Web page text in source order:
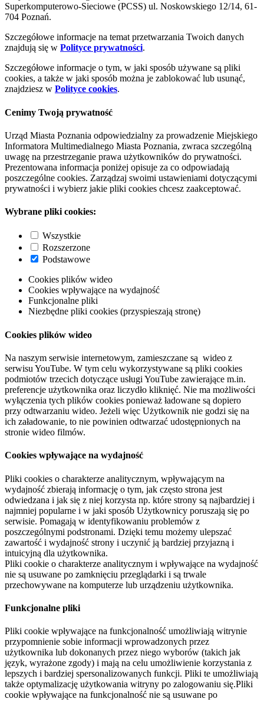
Superkomputerowo-Sieciowe (PCSS) ul. Noskowskiego 12/14, 61-
704 Poznań.
Szczegółowe informacje na temat przetwarzania Twoich danych
znajdują się w Polityce prywatności.
Szczegółowe informacje o tym, w jaki sposób używane są pliki
cookies, a także w jaki sposób można je zablokować lub usunąć,
znajdziesz w Polityce cookies.
Cenimy Twoją prywatność
Urząd Miasta Poznania odpowiedzialny za prowadzenie Miejskiego
Informatora Multimedialnego Miasta Poznania, zwraca szczególną
uwagę na przestrzeganie prawa użytkowników do prywatności.
Prezentowana informacja poniżej opisuje za co odpowiadają
poszczególne cookies. Zarządzaj swoimi ustawieniami dotyczącymi
prywatności i wybierz jakie pliki cookies chcesz zaakceptować.
Wybrane pliki cookies:
Wszystkie
Rozszerzone
Podstawowe
Cookies plików wideo
Cookies wpływające na wydajność
Funkcjonalne pliki
Niezbędne pliki cookies (przyspieszają stronę)
Cookies plików wideo
Na naszym serwisie internetowym, zamieszczane są wideo z
serwisu YouTube. W tym celu wykorzystywane są pliki cookies
podmiotów trzecich dotyczące usługi YouTube zawierające m.in.
preferencje użytkownika oraz liczydło kliknięć. Nie ma możliwości
wyłączenia tych plików cookies ponieważ ładowane są dopiero
przy odtwarzaniu wideo. Jeżeli więc Użytkownik nie godzi się na
ich załadowanie, to nie powinien odtwarzać udostępnionych na
stronie wideo filmów.
Cookies wpływające na wydajność
Pliki cookies o charakterze analitycznym, wpływającym na
wydajność zbierają informację o tym, jak często strona jest
odwiedzana i jak się z niej korzysta np. które strony są najbardziej i
najmniej popularne i w jaki sposób Użytkownicy poruszają się po
serwisie. Pomagają w identyfikowaniu problemów z
poszczególnymi podstronami. Dzięki temu możemy ulepszać
zawartość i wydajność strony i uczynić ją bardziej przyjazną i
intuicyjną dla użytkownika.
Pliki cookie o charakterze analitycznym i wpływające na wydajność
nie są usuwane po zamknięciu przeglądarki i są trwale
przechowywane na komputerze lub urządzeniu użytkownika.
Funkcjonalne pliki
Pliki cookie wpływające na funkcjonalność umożliwiają witrynie
przypomnienie sobie informacji wprowadzonych przez
użytkownika lub dokonanych przez niego wyborów (takich jak
język, wyrażone zgody) i mają na celu umożliwienie korzystania z
lepszych i bardziej spersonalizowanych funkcji. Pliki te umożliwiają
także optymalizację użytkowania witryny po zalogowaniu się.Pliki
cookie wpływające na funkcjonalność nie są usuwane po